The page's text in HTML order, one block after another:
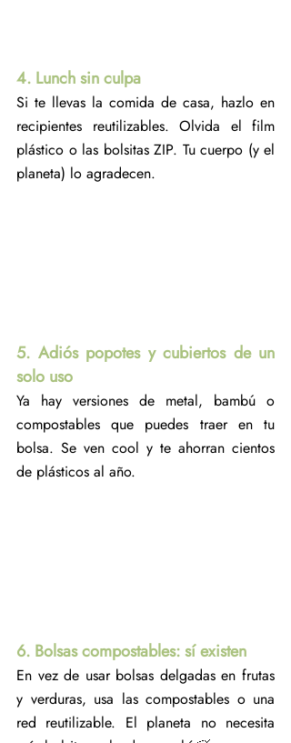
4. Lunch sin culpa
Si te llevas la comida de casa, hazlo en
recipientes reutilizables. Olvida el film
plástico o las bolsitas ZIP. Tu cuerpo (y el
planeta) lo agradecen.
5. Adiós popotes y cubiertos de un
solo uso
Ya hay versiones de metal, bambú o
compostables que puedes traer en tu
bolsa. Se ven cool y te ahorran cientos
de plásticos al año.
6. Bolsas compostables: sí existen
En vez de usar bolsas delgadas en frutas
y verduras, usa las compostables o una
red reutilizable. El planeta no necesita